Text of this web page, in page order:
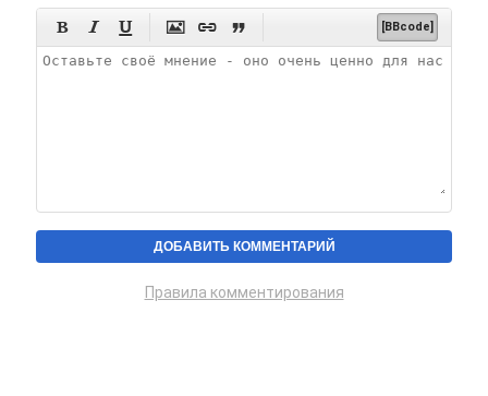
      [BBcode]
Правила комментирования